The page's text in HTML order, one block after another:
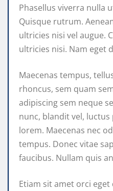
Phasellus viverra nulla
Quisque rutrum.
ultricies nisi vel augue.
ultricies nisi. Nam eget
Maecenas tempus,
rhoncus, sem quam
adipiscing sem neque
nunc, blandit vel,
lorem. Maecenas nec
tempus. Donec vitae
faucibus. Nullam quis
Etiam sit amet orci